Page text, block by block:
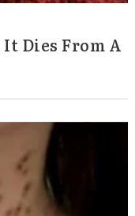
Dies From A